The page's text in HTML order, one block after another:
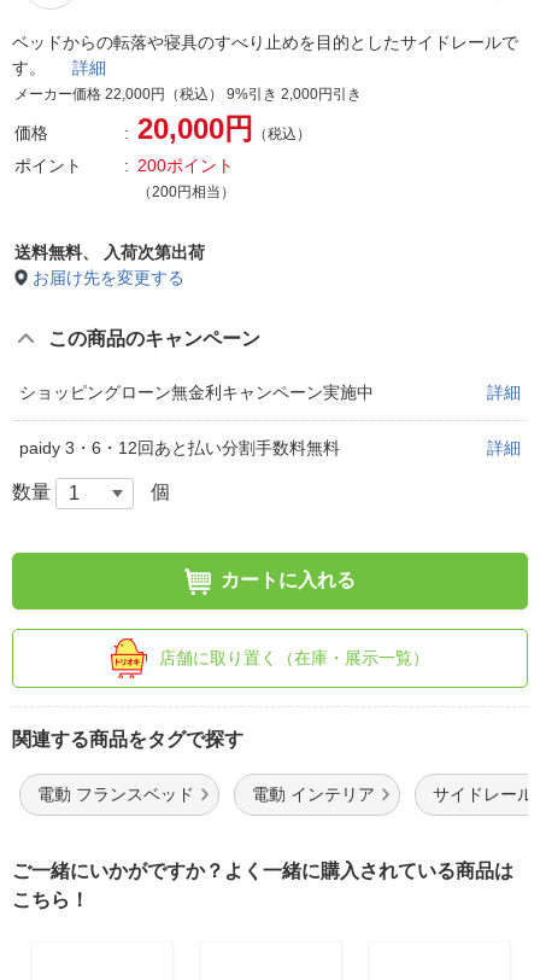
ベッドからの転落や寝具のすべり止めを目的としたサイドレールで
す。 詳細
メーカー価格 22,000円（税込） 9%引き 2,000円引き
価格 20,000円 （税込）
ポイント 200ポイント
（200円相当）
送料無料、
入荷次第出荷
お届け先を変更する
この商品のキャンペーン
ショッピングローン無金利キャンペーン実施中 詳細
paidy 3・6・12回あと払い分割手数料無料 詳細
数量 個
カートに入れる
店舗に取り置く（在庫・展示一覧）
関連する商品をタグで探す
電動 フランスベッド 電動 インテリア サイドレール
ご一緒にいかがですか？よく一緒に購入されている商品は
こちら！